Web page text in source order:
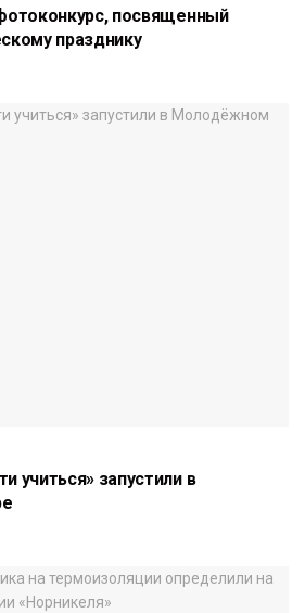
посвященный
празднику
учиться» запустили в